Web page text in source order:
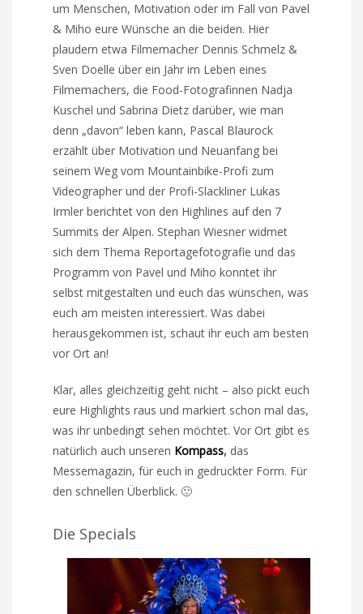
um Menschen, Motivation oder im Fall von Pavel
& Miho eure Wünsche an die beiden. Hier
plaudern etwa Filmemacher Dennis Schmelz &
Sven Doelle über ein Jahr im Leben eines
Filmemachers, die Food-Fotografinnen Nadja
Kuschel und Sabrina Dietz darüber, wie man
denn „davon“ leben kann, Pascal Blaurock
erzählt über Motivation und Neuanfang bei
seinem Weg vom Mountainbike-Profi zum
Videographer und der Profi-Slackliner Lukas
Irmler berichtet von den Highlines auf den 7
Summits der Alpen. Stephan Wiesner widmet
sich dem Thema Reportagefotografie und das
Programm von Pavel und Miho konntet ihr
selbst mitgestalten und euch das wünschen, was
euch am meisten interessiert. Was dabei
herausgekommen ist, schaut ihr euch am besten
vor Ort an!
Klar, alles gleichzeitig geht nicht – also pickt euch
eure Highlights raus und markiert schon mal das,
was ihr unbedingt sehen möchtet. Vor Ort gibt es
natürlich auch unseren Kompass, das
Messemagazin, für euch in gedruckter Form. Für
den schnellen Überblick. 🙂
Die Specials